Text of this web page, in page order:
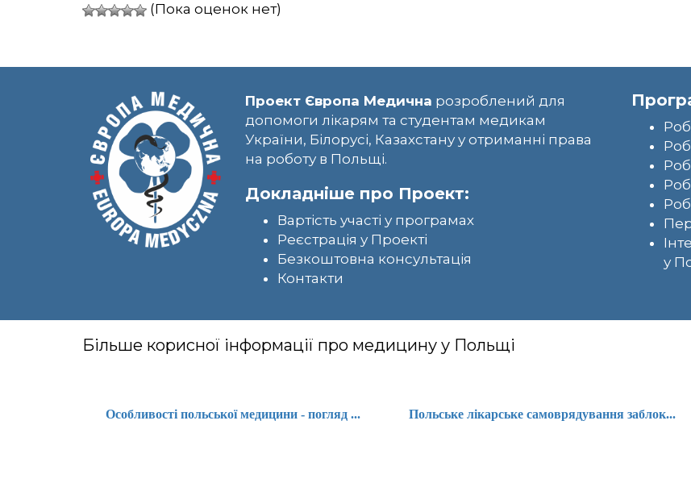
(Пока оценок нет)
Проект Європа Медична розроблений для
допомоги лікарям та студентам медикам
України, Білорусі, Казахстану у отриманні права
на роботу в Польщі.
Докладніше про Проект:
Вартість участі у програмах
Реєстрація у Проекті
Безкоштовна консультація
Контакти
у
Більше корисної інформації про медицину у Польщі
Особливості польської медицини - погляд ... Польське лікарське самоврядування заблок...